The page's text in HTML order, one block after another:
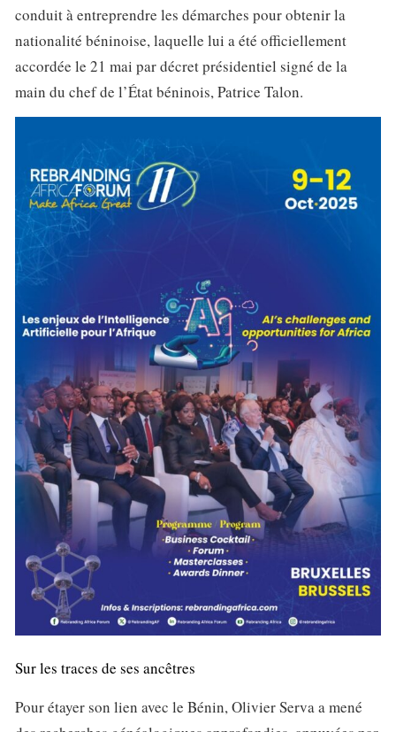
conduit à entreprendre les démarches pour obtenir la
nationalité béninoise, laquelle lui a été officiellement
accordée le 21 mai par décret présidentiel signé de la
main du chef de l’État béninois, Patrice Talon.
Sur les traces de ses ancêtres
Pour étayer son lien avec le Bénin, Olivier Serva a mené